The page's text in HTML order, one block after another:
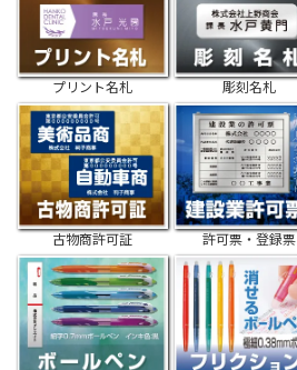
プリント名札 彫刻名札
古物商許可証 許可票・登録票